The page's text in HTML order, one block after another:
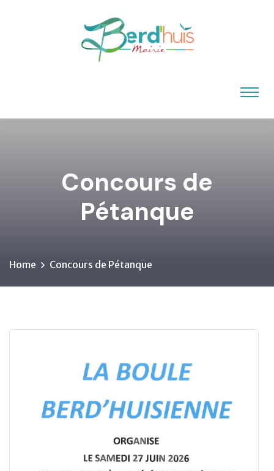
Concours de
Pétanque
Home Concours de Pétanque